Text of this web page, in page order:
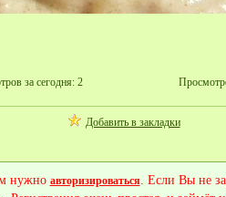
за сегодня: 2
Добавить в закладки
нужно авторизироваться. Если Вы не